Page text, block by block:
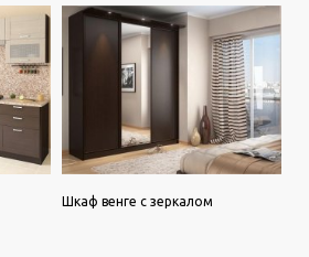
Шкаф венге с зеркалом